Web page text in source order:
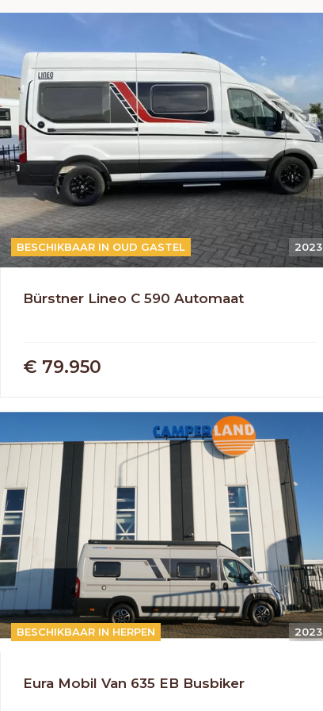
AUTOMAAT 2023
BESCHIKBAAR IN OUD GASTEL
Bürstner Lineo C 590 Automaat
€ 79.950
HANDGESCHAKELD 2023
BESCHIKBAAR IN HERPEN
Eura Mobil Van 635 EB Busbiker